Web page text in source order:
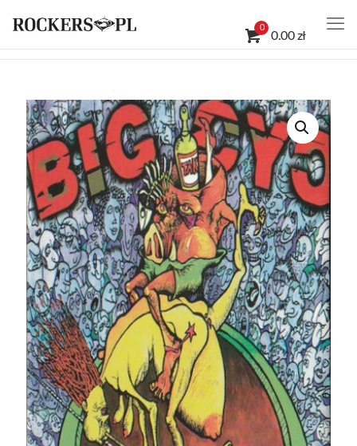
0
0.00 zł